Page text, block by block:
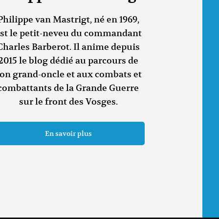
van Mastrigt, né en 1969,
le petit-neveu du commandant
Barberot. Il anime depuis
le blog dédié au parcours de
grand-oncle et aux combats et
de la Grande Guerre
sur le front des Vosges.
En savoir plus